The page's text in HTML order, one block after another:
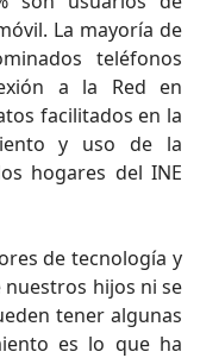
La mayoría de
teléfonos
a la Red en
facilitados en la
y uso de la
hogares del INE
de tecnología y
hijos ni se
tener algunas
es lo que ha